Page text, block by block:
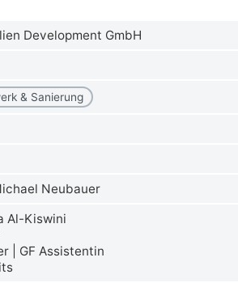
Development GmbH
& Sanierung
Neubauer
Al-Kiswini
| GF Assistentin